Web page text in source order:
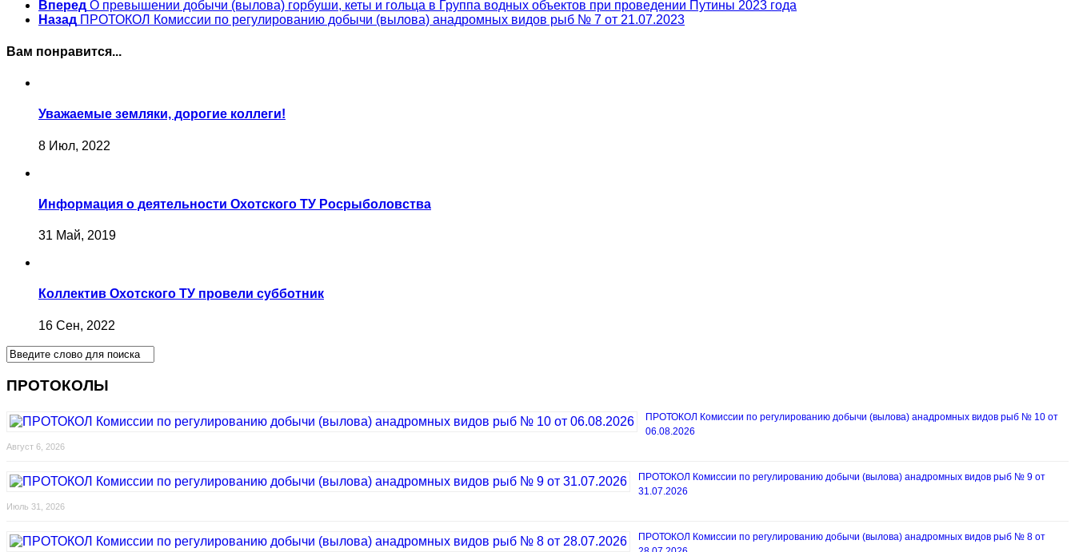
Вперед О превышении добычи (вылова) горбуши, кеты и гольца в Группа водных объектов при проведении Путины 2023 года
Назад ПРОТОКОЛ Комиссии по регулированию добычи (вылова) анадромных видов рыб № 7 от 21.07.2023
Вам понравится...
Уважаемые земляки, дорогие коллеги!
8 Июл, 2022
Информация о деятельности Охотского ТУ Росрыболовства
31 Май, 2019
Коллектив Охотского ТУ провели субботник
16 Сен, 2022
ПРОТОКОЛЫ
ПРОТОКОЛ Комиссии по регулированию добычи (вылова) анадромных видов рыб № 10 от
06.08.2026
Август 6, 2026
ПРОТОКОЛ Комиссии по регулированию добычи (вылова) анадромных видов рыб № 9 от
31.07.2026
Июль 31, 2026
ПРОТОКОЛ Комиссии по регулированию добычи (вылова) анадромных видов рыб № 8 от